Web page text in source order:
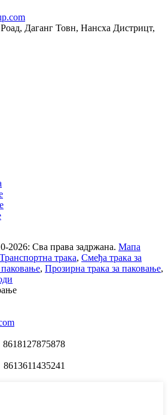
Даганг Товн, Нансха Дистрицт,
2026: Сва права задржана. Мапа
Транспортна трака, Смеђа трака за
паковање, Прозирна трака за паковање,
8618127875878
8613611435241